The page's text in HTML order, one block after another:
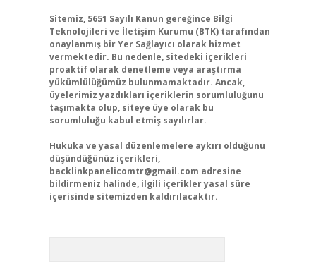
Sitemiz, 5651 Sayılı Kanun gereğince Bilgi
Teknolojileri ve İletişim Kurumu (BTK) tarafından
onaylanmış bir Yer Sağlayıcı olarak hizmet
vermektedir. Bu nedenle, sitedeki içerikleri
proaktif olarak denetleme veya araştırma
yükümlülüğümüz bulunmamaktadır. Ancak,
üyelerimiz yazdıkları içeriklerin sorumluluğunu
taşımakta olup, siteye üye olarak bu
sorumluluğu kabul etmiş sayılırlar.
Hukuka ve yasal düzenlemelere aykırı olduğunu
düşündüğünüz içerikleri,
backlinkpanelicomtr@gmail.com adresine
bildirmeniz halinde, ilgili içerikler yasal süre
içerisinde sitemizden kaldırılacaktır.